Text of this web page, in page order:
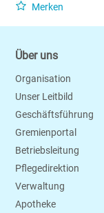
Merken
Über uns
Organisation
Unser Leitbild
Geschäftsführung
Gremienportal
Betriebsleitung
Pflegedirektion
Verwaltung
Apotheke